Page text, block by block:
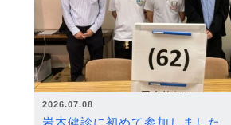
2026.07.08
岩木健診に初めて参加しました